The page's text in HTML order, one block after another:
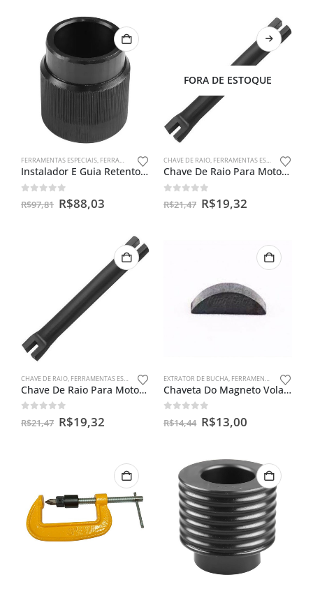
FERRAMENTAS ESPECIAIS, FERRAMENTAS PARA BENGALAS
Instalador E Guia Retentor De Bengala Cbx 250 Twister Fb
out of 5
R$97,81 R$88,03
FORA DE ESTOQUE
CHAVE DE RAIO, FERRAMENTAS ESPECIAIS
Chave De Raio Para Motos 13 X 13mm
out of 5
R$21,47 R$19,32
CHAVE DE RAIO, FERRAMENTAS ESPECIAIS
Chave De Raio Para Motos 11 X 12mm
out of 5
R$21,47 R$19,32
EXTRATOR DE BUCHA, FERRAMENTAS ESPECIAIS
Chaveta Do Magneto Volante Rx /dt 180/tdr/dt/yamaha Antigas
out of 5
R$14,44 R$13,00